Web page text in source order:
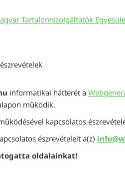
Tartalomszolgáltatók
informatikai hátterét a
működik.
kapcsolatos
észrevételeit a(z)
oldalainkat!